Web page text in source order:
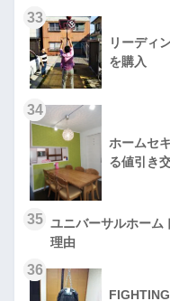
33
リーディ
を購入
34
ホームセ
る値引き
35 ユニバーサルホーム
理由
36